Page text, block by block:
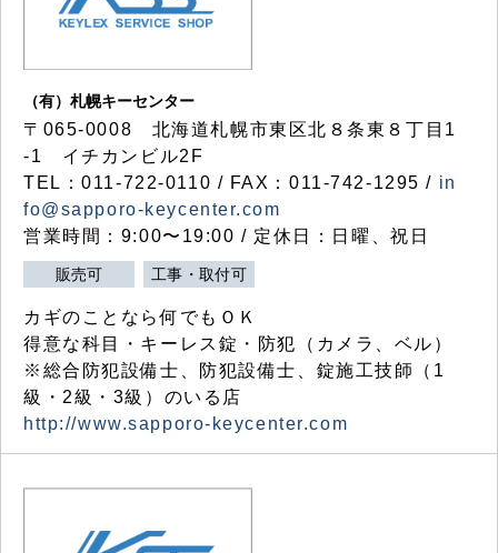
（有）札幌キーセンター
〒065-0008 北海道札幌市東区北８条東８丁目1
-1 イチカンビル2F
TEL：011-722-0110 / FAX：011-742-1295 / in
fo@sapporo-keycenter.com
営業時間：9:00〜19:00 / 定休日：日曜、祝日
販売可 工事・取付可
カギのことなら何でもＯＫ
得意な科目・キーレス錠・防犯（カメラ、ベル）
※総合防犯設備士、防犯設備士、錠施工技師（1
級・2級・3級）のいる店
http://www.sapporo-keycenter.com